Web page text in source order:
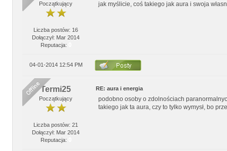
Początkujący
Liczba postów: 16
Dołączył: Mar 2014
Reputacja:
jak myślicie, coś takiego jak aura i swoja
04-01-2014 12:54 PM
Termi25
Początkujący
Liczba postów: 21
Dołączył: Mar 2014
Reputacja:
RE: aura i energia
podobno osoby o zdolnościach
takiego jak ta aura, czy to tylko wymysł, bo